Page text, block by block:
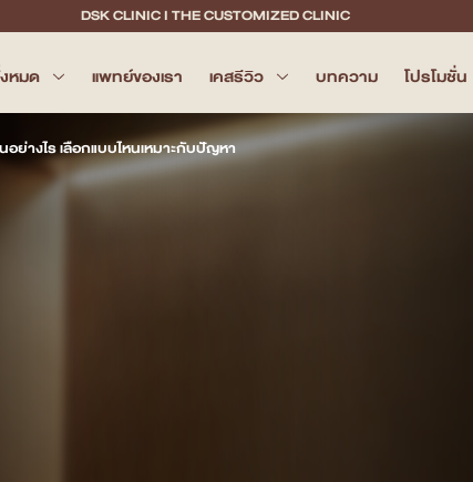
DSK CLINIC I THE CUSTOMIZED CLINIC
หมด แพทย์ของเรา เคสรีวิว บทความ โปรโมชั่น
ย่างไร เลือกแบบไหนเหมาะกับปัญหา